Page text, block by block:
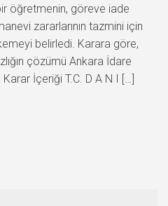
öğretmenin, göreve iade
zararlarının tazmini için
belirledi. Karara göre,
çözümü Ankara İdare
İçeriği T.C. D A N I […]